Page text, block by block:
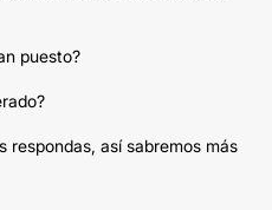
puesto?
respondas, así sabremos más